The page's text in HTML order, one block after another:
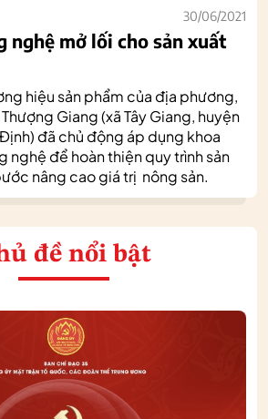
30/06/2021
nghệ mở lối cho sản xuất
hiệu sản phẩm của địa phương,
Giang (xã Tây Giang, huyện
Định) đã chủ động áp dụng khoa
nghệ để hoàn thiện quy trình sản
nâng cao giá trị nông sản.
đề nổi bật